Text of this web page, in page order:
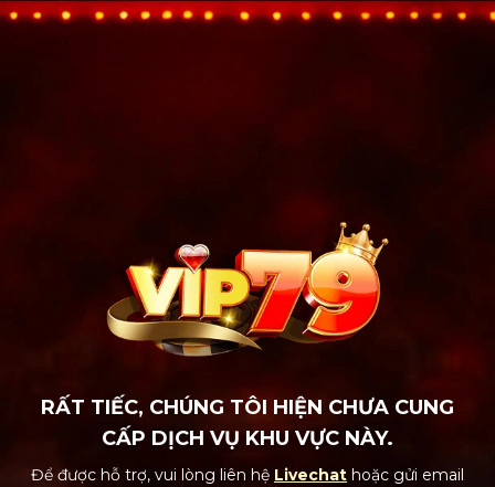
RẤT TIẾC, CHÚNG TÔI HIỆN CHƯA CUNG
CẤP DỊCH VỤ KHU VỰC NÀY.
Để được hỗ trợ, vui lòng liên hệ Livechat hoặc gửi email